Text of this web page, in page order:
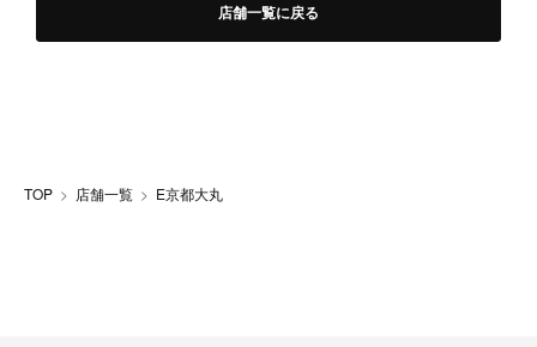
店舗一覧に戻る
TOP 店舗一覧 E京都大丸